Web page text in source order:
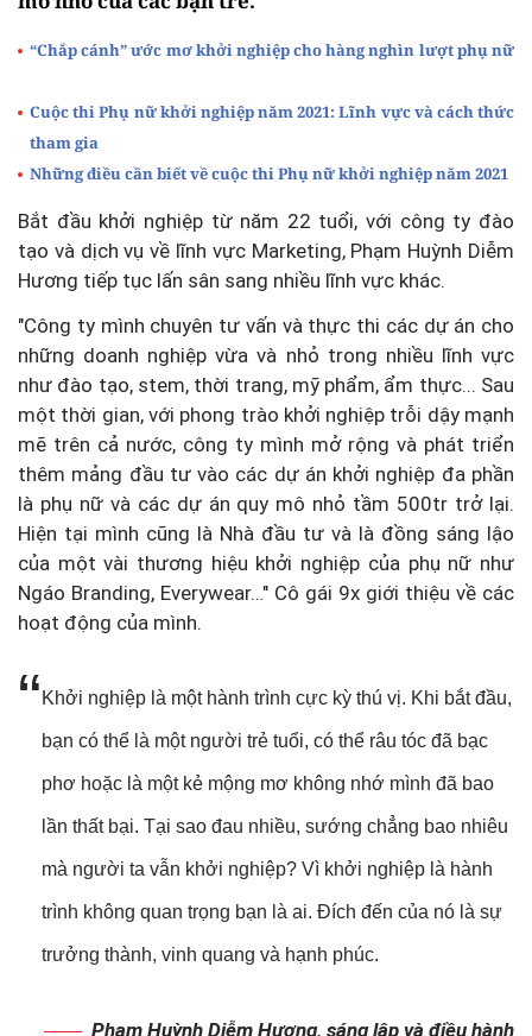
“Chắp cánh” ước mơ khởi nghiệp cho hàng nghìn lượt phụ nữ
Cuộc thi Phụ nữ khởi nghiệp năm 2021: Lĩnh vực và cách thức
tham gia
Những điều cần biết về cuộc thi Phụ nữ khởi nghiệp năm 2021
Bắt đầu khởi nghiệp từ năm 22 tuổi, với công ty đào
tạo và dịch vụ về lĩnh vực Marketing, Phạm Huỳnh Diễm
Hương tiếp tục lấn sân sang nhiều lĩnh vực khác.
"Công ty mình chuyên tư vấn và thực thi các dự án cho
những doanh nghiệp vừa và nhỏ trong nhiều lĩnh vực
như đào tạo, stem, thời trang, mỹ phẩm, ẩm thực... Sau
một thời gian, với phong trào khởi nghiệp trỗi dậy mạnh
mẽ trên cả nước, công ty mình mở rộng và phát triển
thêm mảng đầu tư vào các dự án khởi nghiệp đa phần
là phụ nữ và các dự án quy mô nhỏ tầm 500tr trở lại.
Hiện tại mình cũng là Nhà đầu tư và là đồng sáng lậo
của một vài thương hiệu khởi nghiệp của phụ nữ như
Ngáo Branding, Everywear…" Cô gái 9x giới thiệu về các
hoạt động của mình.
Khởi nghiệp là một hành trình cực kỳ thú vị. Khi bắt đầu,
bạn có thể là một người trẻ tuổi, có thể râu tóc đã bạc
phơ hoặc là một kẻ mộng mơ không nhớ mình đã bao
lần thất bại. Tại sao đau nhiều, sướng chẳng bao nhiêu
mà người ta vẫn khởi nghiệp? Vì khởi nghiệp là hành
trình không quan trọng bạn là ai. Đích đến của nó là sự
trưởng thành, vinh quang và hạnh phúc.
Phạm Huỳnh Diễm Hương, sáng lập và điều hành